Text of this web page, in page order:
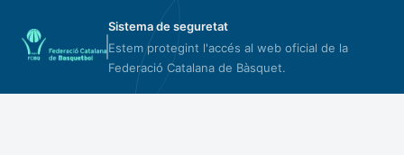
Sistema de seguretat
Estem protegint l'accés al web oficial de la
Federació Catalana de Bàsquet.